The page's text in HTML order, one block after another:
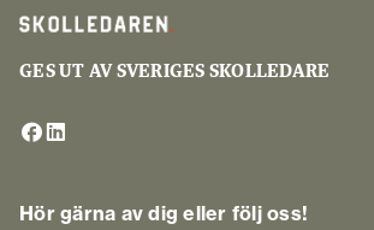
GES UT AV SVERIGES SKOLLEDARE
Hör gärna av dig eller följ oss!